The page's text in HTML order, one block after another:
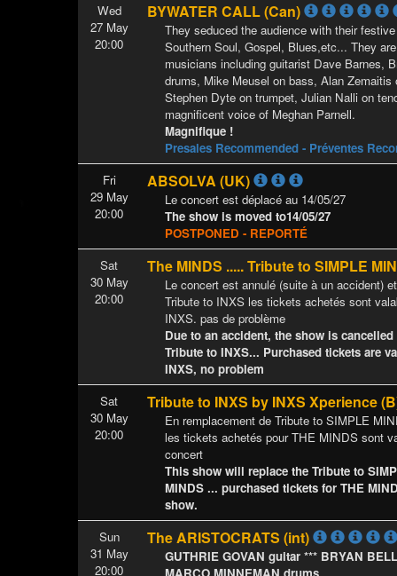
Wed
27 May
20:00
BYWATER CALL (Can)
They seduced the audience with their
Southern Soul, Gospel, Blues,etc... They
musicians including guitarist Dave Barnes,
drums, Mike Meusel on bass, Alan Zemaitis
Stephen Dyte on trumpet, Julian Nalli on
magnificent voice of Meghan Parnell.
Magnifique !
Presales Recommended - Préventes
Fri
29 May
20:00
ABSOLVA (UK)
Le concert est déplacé au 14/05/27
The show is moved to14/05/27
POSTPONED - REPORTÉ
Sat
30 May
20:00
The MINDS ..... Tribute to SIMPLE
Le concert est annulé (suite à un accident)
Tribute to INXS les tickets achetés sont
INXS. pas de problème
Due to an accident, the show is
Tribute to INXS... Purchased tickets are
INXS, no problem
Sat
30 May
20:00
Tribute to INXS by INXS Xperience
En remplacement de Tribute to SIMPLE
les tickets achetés pour THE MINDS sont
concert
This show will replace the Tribute to
MINDS ... purchased tickets for THE
show.
Sun
31 May
20:00
The ARISTOCRATS (int)
GUTHRIE GOVAN guitar *** BRYAN